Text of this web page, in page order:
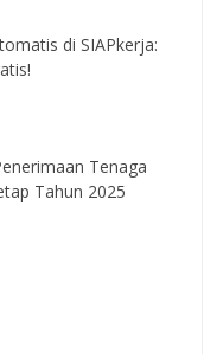
di SIAPkerja:
Tenaga
Tahun 2025